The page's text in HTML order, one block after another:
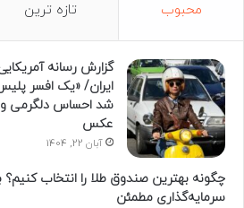
محبوب تازه ترین
گزارش رسانه
ایران/ «یک افسر
شد احساس دلگرمی
عکس
آبان 22, 1404
چگونه بهترین صندوق طلا را انتخاب
سرمایه‌گذاری مطمئن